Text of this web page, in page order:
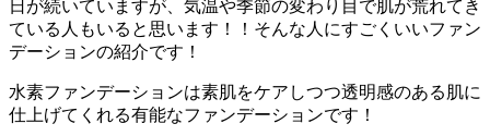
日が続いていますが、気温や季節の変わり目で肌が荒れてき
ている人もいると思います！！そんな人にすごくいいファン
デーションの紹介です！
水素ファンデーションは素肌をケアしつつ透明感のある肌に
仕上げてくれる有能なファンデーションです！